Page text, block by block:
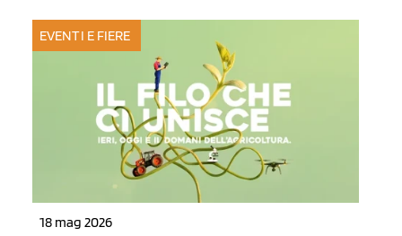
EVENTI E FIERE
18 mag 2026